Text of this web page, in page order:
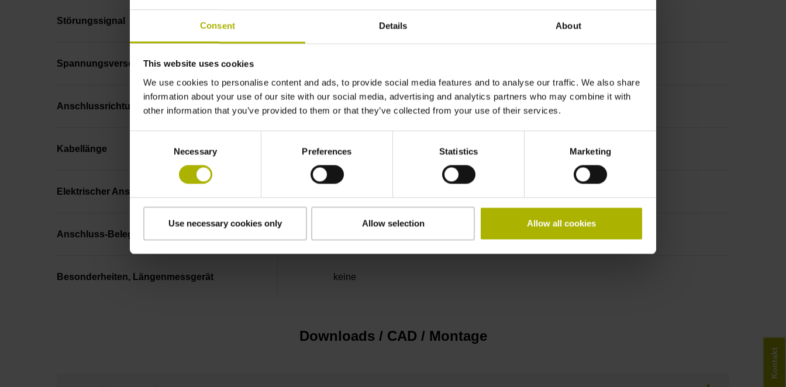
Consent Details About
This website uses cookies
We use cookies to personalise content and ads, to provide social media features and to analyse our traffic. We also share
information about your use of our site with our social media, advertising and analytics partners who may combine it with
other information that you’ve provided to them or that they’ve collected from your use of their services.
Necessary Preferences Statistics Marketing
Use necessary cookies only Allow selection Allow all cookies
Störungssignal bei Störung LOW
Spannungsversorgung
Anschlussrichtung Kabelausgang rechts
Kabellänge 3,00 m
Elektrischer Anschluss
Anschluss-Belegung
Besonderheiten, Längenmessgerät keine
Downloads / CAD / Montage
Kontakt